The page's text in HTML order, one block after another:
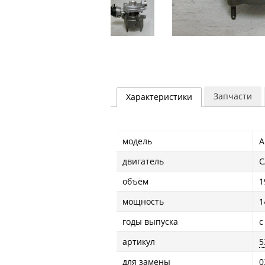
Характеристики Запчасти
модель
двигатель
объём
мощность
годы выпуска
артикул
для замены